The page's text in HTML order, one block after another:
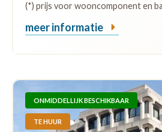
(*) prijs voor wooncomponent en
meer informatie
ONMIDDELLIJK BESCHIKBAAR
TE HUUR